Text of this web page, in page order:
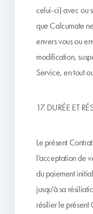
celui-ci) avec ou
que Calcumate
envers vous ou
modification,
Service, en tout
17. DURÉE ET
Le présent
l'acceptation de
du paiement
jusqu'à sa
résilier le présent